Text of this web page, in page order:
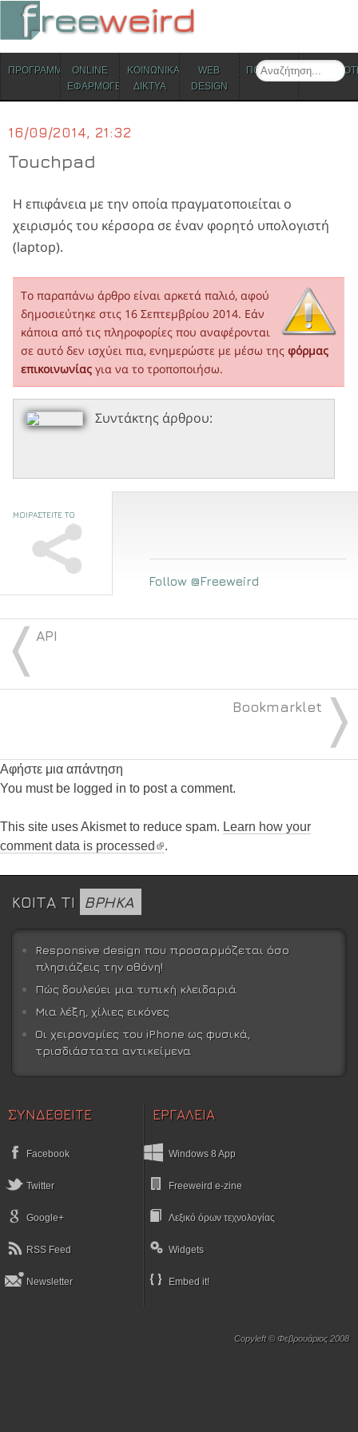
Search
Skip to content
ΠΡΟΓΡΑΜΜΑΤΑONLINE
ΕΦΑΡΜΟΓΕΣ
ΚΟΙΝΩΝΙΚΑ
ΔΙΚΤΥΑ
WEB
DESIGN
ΠΟΛΙΤΙΣΜΟΣ
16/09/2014, 21:32
Touchpad
Η επιφάνεια με την οποία πραγματοποιείται ο
χειρισμός του κέρσορα σε έναν φορητό υπολογιστή
(laptop).
Το παραπάνω άρθρο είναι αρκετά παλιό, αφού
δημοσιεύτηκε στις 16 Σεπτεμβρίου 2014. Εάν
κάποια από τις πληροφορίες που αναφέρονται
σε αυτό δεν ισχύει πια, ενημερώστε με μέσω της φόρμας
επικοινωνίας για να το τροποποιήσω.
Συντάκτης άρθρου:
ΜΟΙΡΑΣΤΕΙΤΕ ΤΟ
Follow @Freeweird
〈 API
〉
Bookmarklet
Αφήστε μια απάντηση
You must be logged in to post a comment.
This site uses Akismet to reduce spam. Learn how your
comment data is processed
.
ΚΟΙΤΑ ΤΙ ΒΡΗΚΑ
Responsive design που προσαρμόζεται όσο
πλησιάζεις την οθόνη!
Πώς δουλεύει μια τυπική κλειδαριά
Μια λέξη, χίλιες εικόνες
Οι χειρονομίες του iPhone ως φυσικά,
τρισδιάστατα αντικείμενα
ΣΥΝΔΕΘΕΙΤΕ
Facebook
Twitter
Google+
RSS Feed
Newsletter
ΕΡΓΑΛΕΙΑ
Windows 8 App
Freeweird e-zine
Λεξικό όρων τεχνολογίας
Widgets
Embed it!
Copyleft © Φεβρουάριος 2008